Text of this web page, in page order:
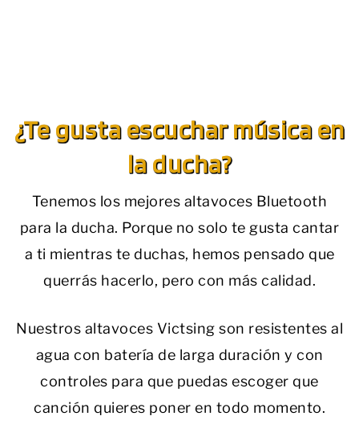
¿Te gusta escuchar música en
la ducha?
Tenemos los mejores altavoces Bluetooth
para la ducha. Porque no solo te gusta cantar
a ti mientras te duchas, hemos pensado que
querrás hacerlo, pero con más calidad.
Nuestros altavoces Victsing son resistentes al
agua con batería de larga duración y con
controles para que puedas escoger que
canción quieres poner en todo momento.